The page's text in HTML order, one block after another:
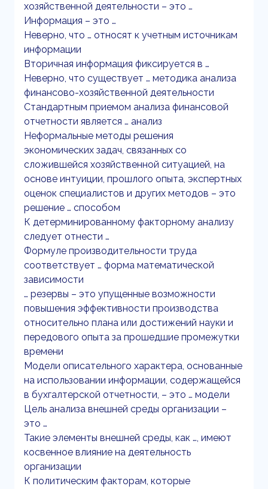
хозяйственной деятельности – это …
Информация – это …
Неверно, что … относят к учетным источникам
информации
Вторичная информация фиксируется в …
Неверно, что существует … методика анализа
финансово-хозяйственной деятельности
Стандартным приемом анализа финансовой
отчетности является … анализ
Неформальные методы решения
экономических задач, связанных со
сложившейся хозяйственной ситуацией, на
основе интуиции, прошлого опыта, экспертных
оценок специалистов и других методов – это
решение … способом
К детерминированному факторному анализу
следует отнести …
Формуле производительности труда
соответствует … форма математической
зависимости
… резервы – это упущенные возможности
повышения эффективности производства
относительно плана или достижений науки и
передового опыта за прошедшие промежутки
времени
Модели описательного характера, основанные
на использовании информации, содержащейся
в бухгалтерской отчетности, – это … модели
Цель анализа внешней среды организации –
это …
Такие элементы внешней среды, как …, имеют
косвенное влияние на деятельность
организации
К политическим факторам, которые